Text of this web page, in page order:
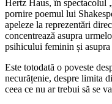
Hertz Haus, în spectacolul
pornire poemul lui
apeleze la reprezentări
concentrează asupra
psihicului feminin și
Este totodată o poveste
necurățenie, despre limita
ceea ce nu ar trebui să se